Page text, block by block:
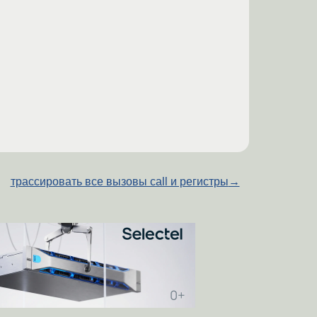
трассировать все вызовы call и регистры →